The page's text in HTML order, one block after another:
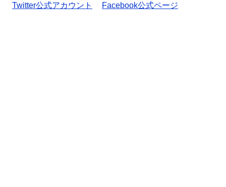
Twitter公式アカウント
Facebook公式ページ